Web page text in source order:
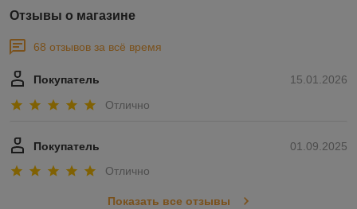
Отзывы о магазине
68 отзывов за всё время
15.01.2026
Покупатель
Отлично
01.09.2025
Покупатель
Отлично
Показать все отзывы